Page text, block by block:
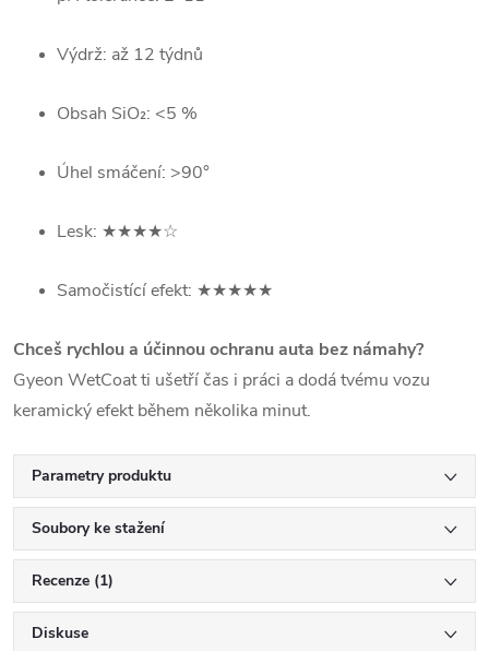
Výdrž: až 12 týdnů
Obsah SiO₂: <5 %
Úhel smáčení: >90°
Lesk: ★★★★☆
Samočistící efekt: ★★★★★
Chceš rychlou a účinnou ochranu auta bez námahy?
Gyeon WetCoat ti ušetří čas i práci a dodá tvému vozu
keramický efekt během několika minut.
Parametry produktu
Soubory ke stažení
Recenze (1)
Diskuse